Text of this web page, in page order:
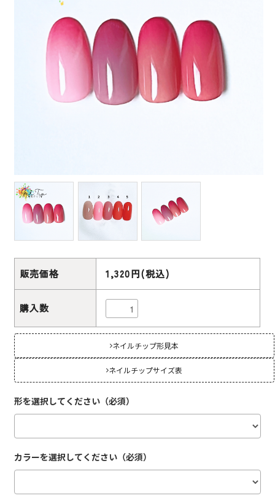
販売価格 1,320円(税込)
購入数
ネイルチップ形見本
ネイルチップサイズ表
形を選択してください（必須）
カラーを選択してください（必須）